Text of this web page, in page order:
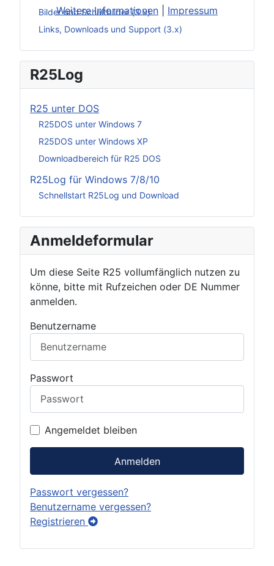
Bilder und Schaltbilder (3.x)
Links, Downloads und Support (3.x)
R25Log
R25 unter DOS
R25DOS unter Windows 7
R25DOS unter Windows XP
Downloadbereich für R25 DOS
R25Log für Windows 7/8/10
Schnellstart R25Log und Download
Anmeldeformular
Um diese Seite R25 vollumfänglich nutzen zu
könne, bitte mit Rufzeichen oder DE Nummer
anmelden.
Benutzername
Passwort
Angemeldet bleiben
Anmelden
Passwort vergessen?
Benutzername vergessen?
Registrieren
Weitere Informationen
Impressum